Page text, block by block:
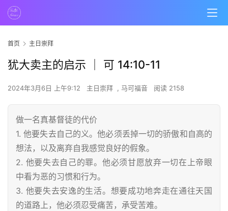
首页 主日崇拜
犹大卖主的启示 ｜ 可 14:10-11
2024年3月6日 上午9:12 主日崇拜 , 马可福音 阅读 2158
做一名真基督徒的代价
1. 他要失去自己的义。他必须丢掉一切的骄傲和自高的
想法，以及离弃自我感觉良好的假象。
2. 他要失去自己的罪。他必须甘愿放弃一切在上帝眼
中看为恶的习惯和行为。
3. 他要失去安逸的生活。想要成功地奔走在通往天国
的道路上，他必须忍受痛苦，承受苦难。